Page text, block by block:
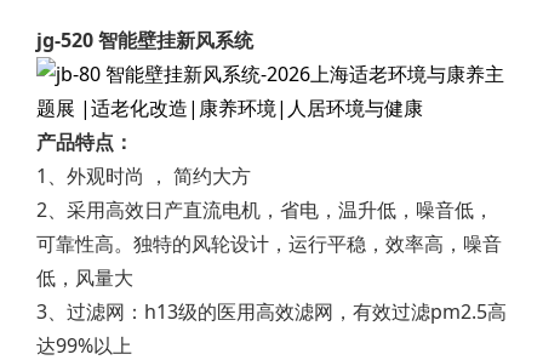
jg-520 智能壁挂新风系统
产品特点：
1、外观时尚 ， 简约大方
2、采用高效日产直流电机，省电，温升低，噪音低，
可靠性高。独特的风轮设计，运行平稳，效率高，噪音
低，风量大
3、过滤网：h13级的医用高效滤网，有效过滤pm2.5高
达99%以上